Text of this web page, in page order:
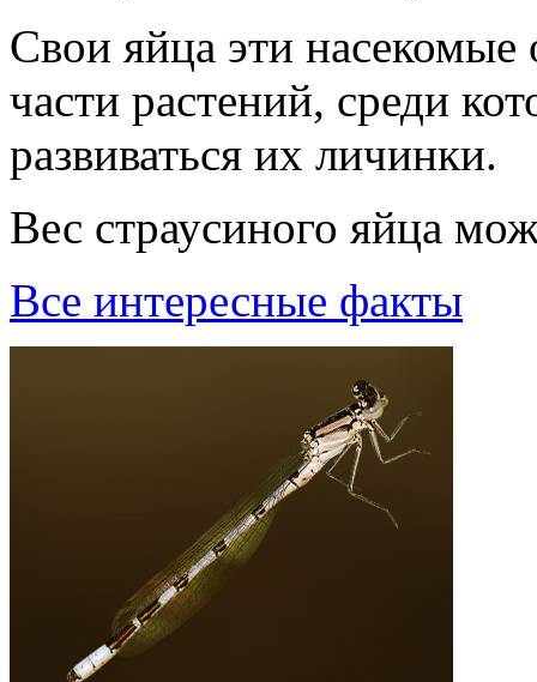
Свои яйца эти
части растений, среди
развиваться их личинки.
Вес страусиного яйца
Все интересные факты